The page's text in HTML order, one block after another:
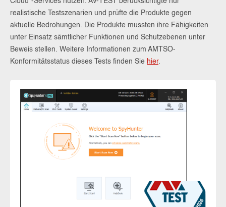
realistische Testszenarien und prüfte die Produkte gegen
aktuelle Bedrohungen. Die Produkte mussten ihre Fähigkeiten
unter Einsatz sämtlicher Funktionen und Schutzebenen unter
Beweis stellen. Weitere Informationen zum AMTSO-
Konformitätsstatus dieses Tests finden Sie hier.